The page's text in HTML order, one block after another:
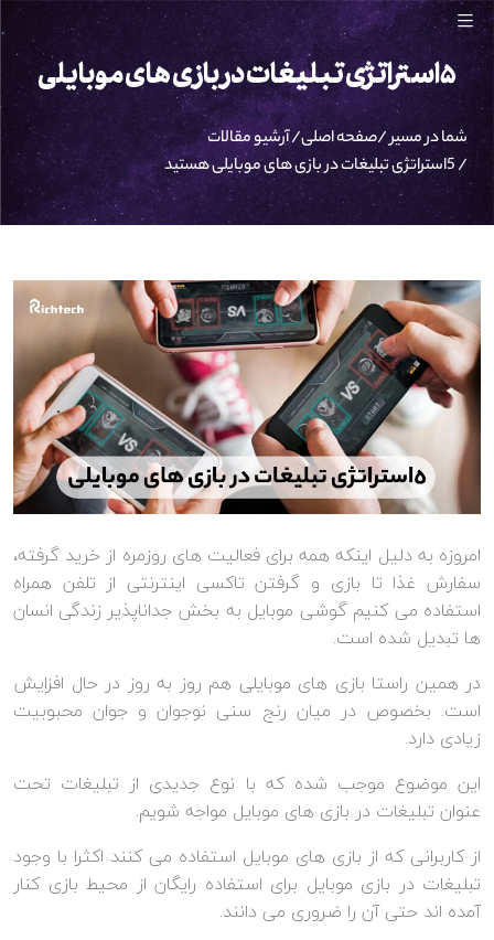
5استراتژی تبلیغات در بازی های موبایلی
شما در مسیر /صفحه اصلی/آرشیو مقالات
/5استراتژی تبلیغات در بازی های موبایلی هستید
امروزه به دلیل اینکه همه برای فعالیت های روزمره از خرید گرفته،
سفارش غذا تا بازی و گرفتن تاکسی اینترنتی از تلفن همراه
استفاده می کنیم گوشی موبایل به بخش جداناپذیر زندگی انسان
ها تبدیل شده است.
در همین راستا بازی های موبایلی هم روز به روز در حال افزایش
است. بخصوص در میان رنج سنی نوجوان و جوان محبوبیت
زیادی دارد.
این موضوع موجب شده که با نوع جدیدی از تبلیغات تحت
عنوان تبلیغات در بازی های موبایل مواجه شویم.
از کاربرانی که از بازی های موبایل استفاده می کنند اکثرا با وجود
تبلیغات در بازی موبایل برای استفاده رایگان از محیط بازی کنار
آمده اند حتی آن را ضروری می دانند.